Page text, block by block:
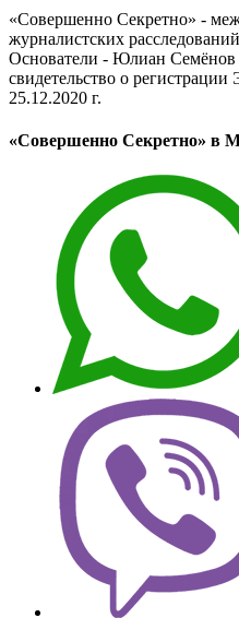
«Совершенно Секретно» -
журналистских
Основатели - Юлиан
свидетельство о
25.12.2020 г.
«Совершенно Секретно» в